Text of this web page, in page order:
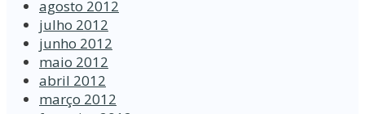
agosto 2012
julho 2012
junho 2012
maio 2012
abril 2012
março 2012